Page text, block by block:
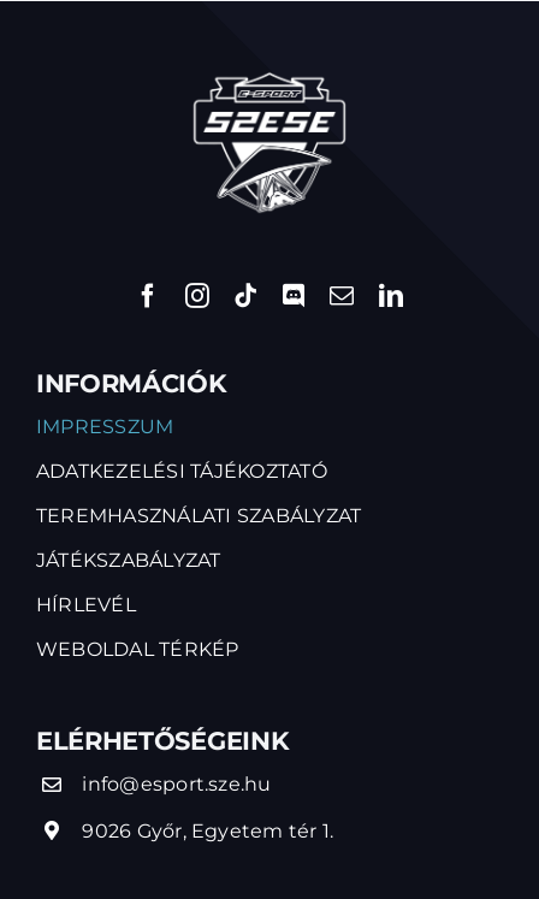
INFORMÁCIÓK
IMPRESSZUM
ADATKEZELÉSI TÁJÉKOZTATÓ
TEREMHASZNÁLATI SZABÁLYZAT
JÁTÉKSZABÁLYZAT
HÍRLEVÉL
WEBOLDAL TÉRKÉP
ELÉRHETŐSÉGEINK
info@esport.sze.hu
9026 Győr, Egyetem tér 1.